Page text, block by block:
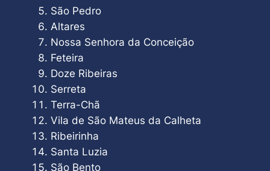
São Pedro
Altares
Nossa Senhora da Conceição
Feteira
Doze Ribeiras
Serreta
Terra-Chã
Vila de São Mateus da Calheta
Ribeirinha
Santa Luzia
São Bento